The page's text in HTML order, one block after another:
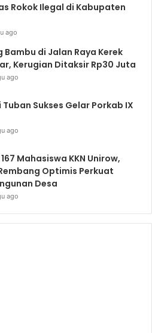
Rokok Ilegal di Kabupaten
ago
Bambu di Jalan Raya Kerek
Kerugian Ditaksir Rp30 Juta
ago
Tuban Sukses Gelar Porkab IX
ago
Mahasiswa KKN Unirow,
Optimis Perkuat
Desa
ago